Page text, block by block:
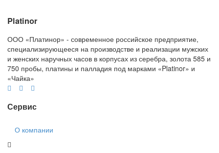
Platinor
ООО «Платинор» - современное российское предприятие,
специализирующееся на производстве и реализации мужских
и женских наручных часов в корпусах из серебра, золота 585 и
750 пробы, платины и палладия под марками «Platinor» и
«Чайка»
Сервис
О компании